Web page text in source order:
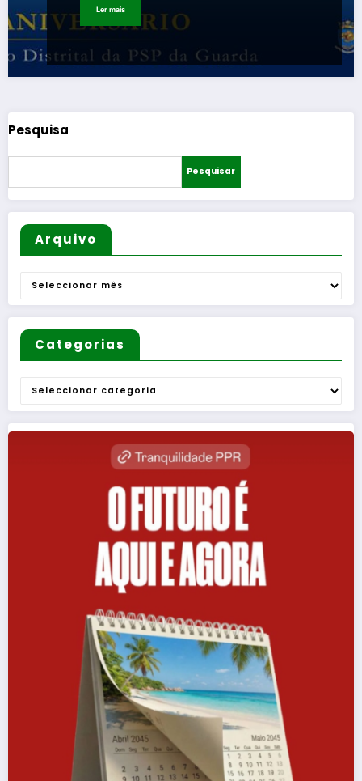
Ler mais
Pesquisa
Pesquisar
Arquivo
Arquivo
Categorias
Categorias